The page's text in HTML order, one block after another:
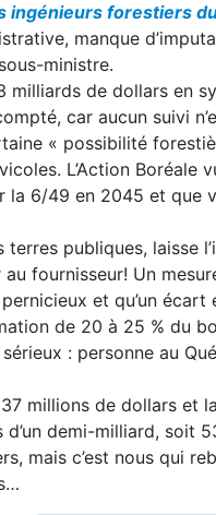
ingénieurs forestiers
manque
ministre.
milliards de dollars en
car aucun suivi
« possibilité
L’Action Boréale
la 6/49 en 2045 et que
publiques, laisse
fournisseur! Un
et qu’un
de 20 à 25 % du
: personne au
millions de dollars et
demi-milliard, soit
mais c’est nous qui